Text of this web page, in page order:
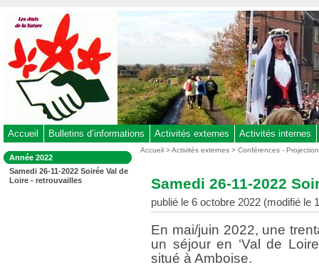
au
contenu
-
Aller
au
menu
-
à
la
Accueil Bulletins d’informations Activités externes Activités internes
Dans
la
rubrique
:
Année 2022
Samedi 26-11-2022 Soirée Val de
Loire - retrouvailles
Vous
Accueil >Activités externes >Conférences -
Samedi 26-11-2022
publié le 6 octobre 2022 (modifié le
En mai/juin 2022, une
un séjour en ‘Val de
situé à Amboise.